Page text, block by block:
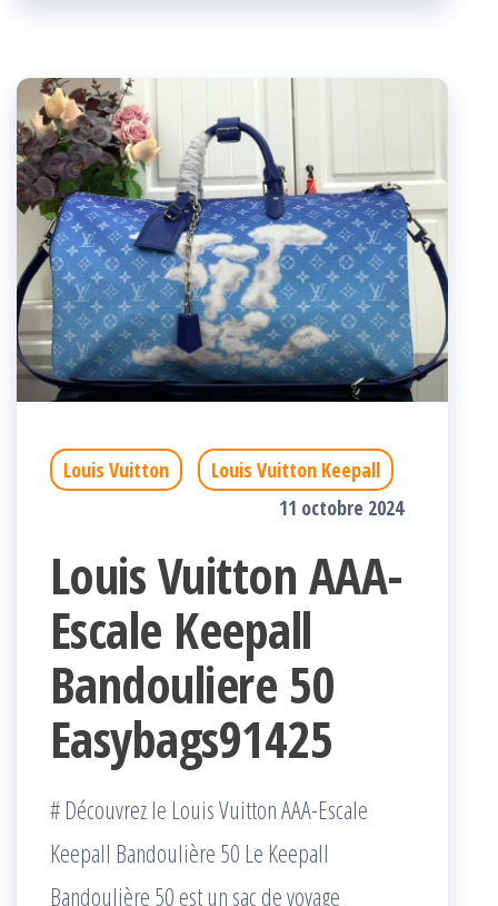
Louis Vuitton
Louis Vuitton Keepall
11 octobre 2024
Louis Vuitton AAA-
Escale Keepall
Bandouliere 50
Easybags91425
# Découvrez le Louis Vuitton AAA-Escale
Keepall Bandoulière 50 Le Keepall
Bandoulière 50 est un sac de voyage